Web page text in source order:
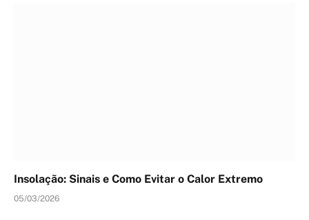
Insolação: Sinais e Como Evitar o Calor Extremo
05/03/2026